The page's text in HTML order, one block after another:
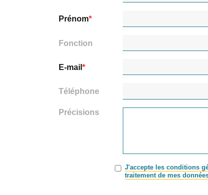
Prénom
Fonction
E-mail
Téléphone
Précisions
J'accepte les conditions
traitement de mes